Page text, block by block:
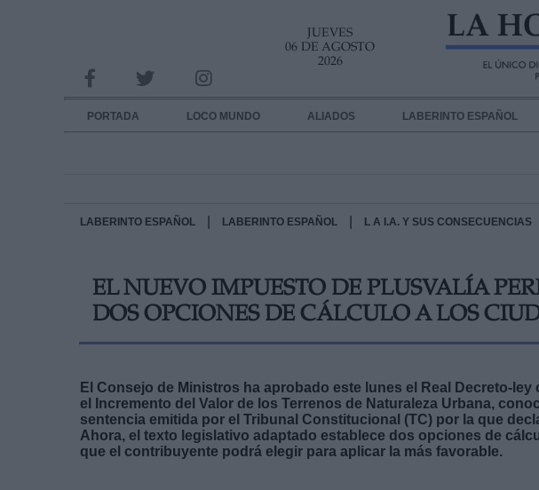
JUEVES
06 DE AGOSTO
2026
PORTADA LOCO MUNDO ALIADOS LABERINTO ESPAÑOL
LABERINTO ESPAÑOL LABERINTO ESPAÑOL L A I.A. Y SUS CONSECUENCIAS
EL NUEVO IMPUESTO DE PLUSVALÍA
DOS OPCIONES DE CÁLCULO A LOS
El Consejo de Ministros ha aprobado este lunes el Real Decreto-
el Incremento del Valor de los Terrenos de Naturaleza Urbana,
sentencia emitida por el Tribunal Constitucional (TC) por la que
Ahora, el texto legislativo adaptado establece dos opciones de
que el contribuyente podrá elegir para aplicar la más favorable.
INFORMACION SOBRE LA PROTECCIÓN DE TUS DATOS
Responsable:
Destinatarios:
link
Información adicional
link